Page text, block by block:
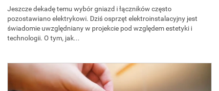
Jeszcze dekadę temu wybór gniazd i łączników często
pozostawiano elektrykowi. Dziś osprzęt elektroinstalacyjny jest
świadomie uwzględniany w projekcie pod względem estetyki i
technologii. O tym, jak...